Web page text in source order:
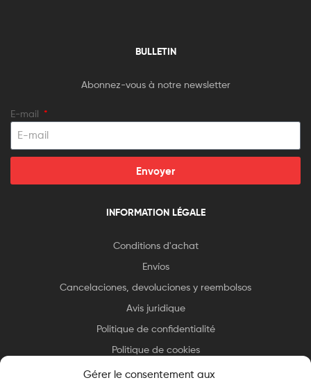
Gérer le consentement aux
BULLETIN
Abonnez-vous à notre newsletter
E-mail
Envoyer
INFORMATION LÉGALE
Conditions d'achat
Envíos
Cancelaciones, devoluciones y reembolsos
Avis juridique
Politique de confidentialité
Politique de cookies